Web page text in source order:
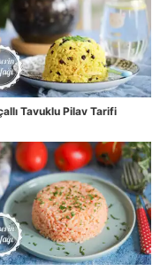
Tavuklu Pilav Tarifi